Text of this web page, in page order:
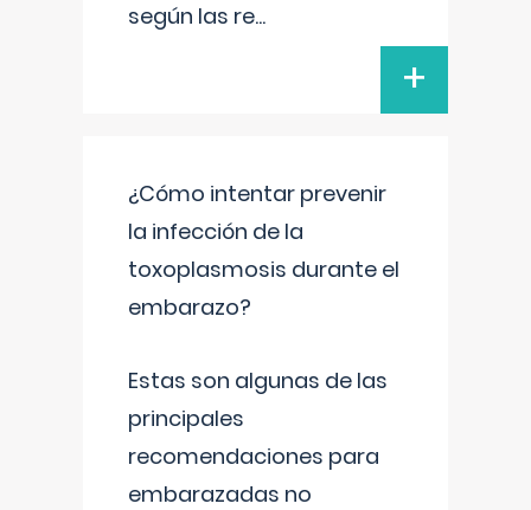
según las re...
+
¿Cómo intentar prevenir
la infección de la
toxoplasmosis durante el
embarazo?
Estas son algunas de las
principales
recomendaciones para
embarazadas no